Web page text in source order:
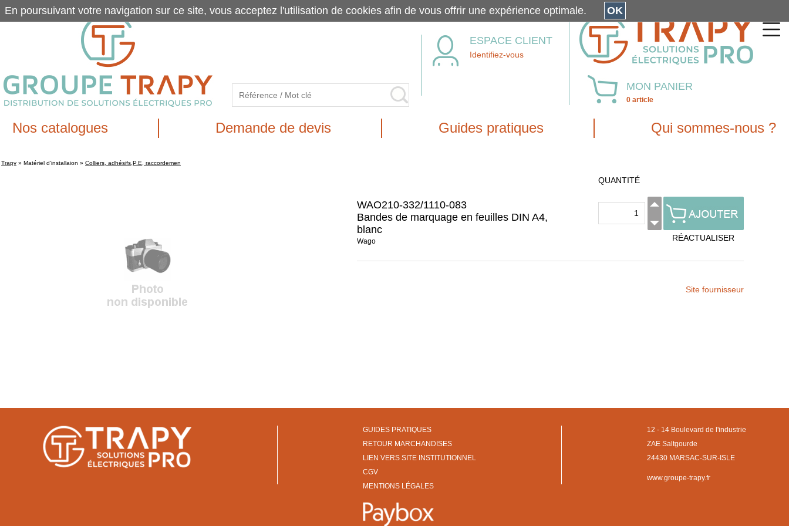
ESPACE CLIENT
Identifiez-vous
MON PANIER
0 article
Nos catalogues Demande de devis Guides pratiques Qui sommes-nous ?
Trapy » Matériel d'installaion » Colliers, adhésifs,P.E, raccordemen
WAO210-332/1110-083
Bandes de marquage en feuilles DIN A4,
blanc
Wago
QUANTITÉ
RÉACTUALISER
Site fournisseur
GUIDES PRATIQUES
RETOUR MARCHANDISES
LIEN VERS SITE INSTITUTIONNEL
CGV
MENTIONS LÉGALES
12 - 14 Boulevard de l'industrie
ZAE Saltgourde
24430 MARSAC-SUR-ISLE
www.groupe-trapy.fr
En poursuivant votre navigation sur ce site, vous acceptez l'utilisation de cookies afin de vous offrir une expérience optimale. OK